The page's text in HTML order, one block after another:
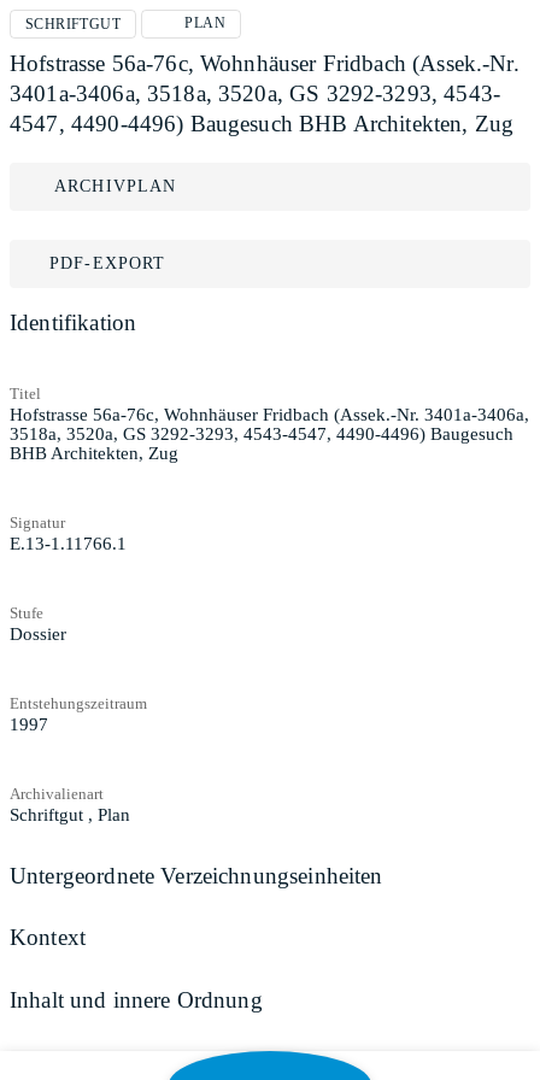
SCHRIFTGUT PLAN
Hofstrasse 56a-76c, Wohnhäuser Fridbach (Assek.-Nr.
3401a-3406a, 3518a, 3520a, GS 3292-3293, 4543-
4547, 4490-4496) Baugesuch BHB Architekten, Zug
ARCHIVPLAN
PDF-EXPORT
Identifikation
Titel
Hofstrasse 56a-76c, Wohnhäuser Fridbach (Assek.-Nr. 3401a-3406a,
3518a, 3520a, GS 3292-3293, 4543-4547, 4490-4496) Baugesuch
BHB Architekten, Zug
Signatur
E.13-1.11766.1
Stufe
Dossier
Entstehungszeitraum
1997
Archivalienart
Schriftgut , Plan
Untergeordnete Verzeichnungseinheiten
Kontext
Inhalt und innere Ordnung
Zugangs- und Benutzungsbestimmungen